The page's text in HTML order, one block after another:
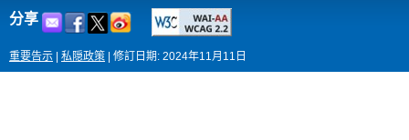
分享
重要告示 | 私隠政策 | 修訂日期: 2024年11月11日